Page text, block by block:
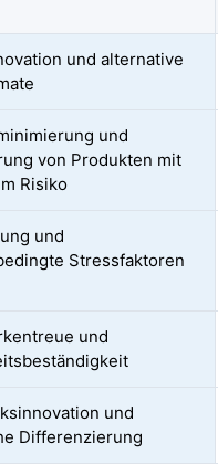
und alternative
und
von Produkten mit
Risiko
und
Stressfaktoren
und
und
Differenzierung